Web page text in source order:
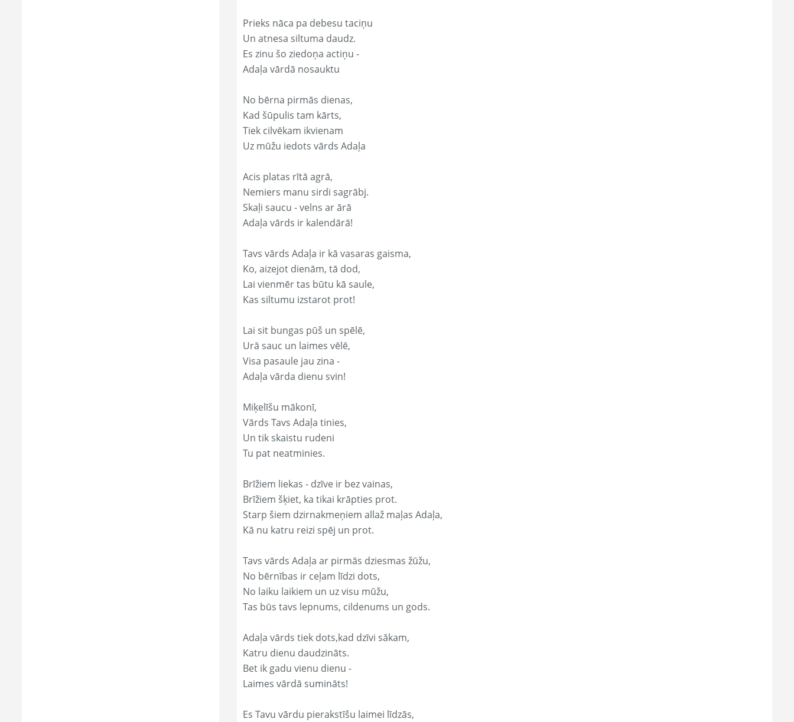
Prieks nāca pa debesu taciņu
Un atnesa siltuma daudz.
Es zinu šo ziedoņa actiņu -
Adaļa vārdā nosauktu
No bērna pirmās dienas,
Kad šūpulis tam kārts,
Tiek cilvēkam ikvienam
Uz mūžu iedots vārds Adaļa
Acis platas rītā agrā,
Nemiers manu sirdi sagrābj.
Skaļi saucu - velns ar ārā
Adaļa vārds ir kalendārā!
Tavs vārds Adaļa ir kā vasaras gaisma,
Ko, aizejot dienām, tā dod,
Lai vienmēr tas būtu kā saule,
Kas siltumu izstarot prot!
Lai sit bungas pūš un spēlē,
Urā sauc un laimes vēlē,
Visa pasaule jau zina -
Adaļa vārda dienu svin!
Miķelīšu mākonī,
Vārds Tavs Adaļa tinies,
Un tik skaistu rudeni
Tu pat neatminies.
Brīžiem liekas - dzīve ir bez vainas,
Brīžiem šķiet, ka tikai krāpties prot.
Starp šiem dzirnakmeņiem allaž maļas Adaļa,
Kā nu katru reizi spēj un prot.
Tavs vārds Adaļa ar pirmās dziesmas žūžu,
No bērnības ir ceļam līdzi dots,
No laiku laikiem un uz visu mūžu,
Tas būs tavs lepnums, cildenums un gods.
Adaļa vārds tiek dots,kad dzīvi sākam,
Katru dienu daudzināts.
Bet ik gadu vienu dienu -
Laimes vārdā sumināts!
Es Tavu vārdu pierakstīšu laimei līdzās,